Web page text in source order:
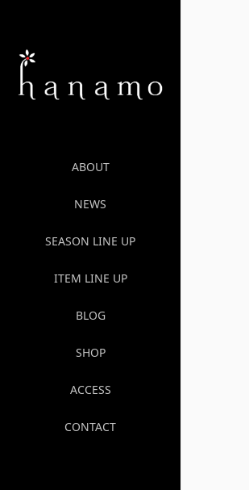
ABOUT
NEWS
SEASON LINE UP
ITEM LINE UP
BLOG
SHOP
ACCESS
CONTACT